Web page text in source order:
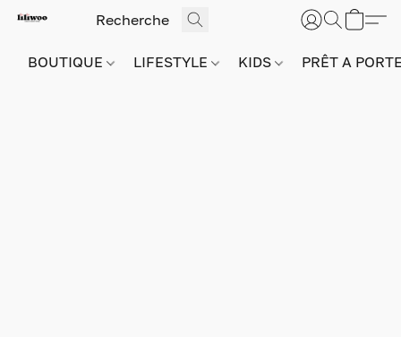
BOUTIQUE LIFESTYLE KIDS PRÊT A